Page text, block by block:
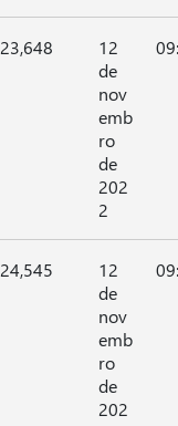
23,648
12
de
nov
emb
ro
de
202
2
24,545
12
de
nov
emb
ro
de
202